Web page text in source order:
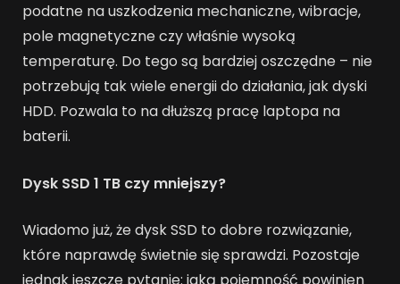
podatne na uszkodzenia mechaniczne, wibracje,
pole magnetyczne czy właśnie wysoką
temperaturę. Do tego są bardziej oszczędne – nie
potrzebują tak wiele energii do działania, jak dyski
HDD. Pozwala to na dłuższą pracę laptopa na
baterii.
Dysk SSD 1 TB czy mniejszy?
Wiadomo już, że dysk SSD to dobre rozwiązanie,
które naprawdę świetnie się sprawdzi. Pozostaje